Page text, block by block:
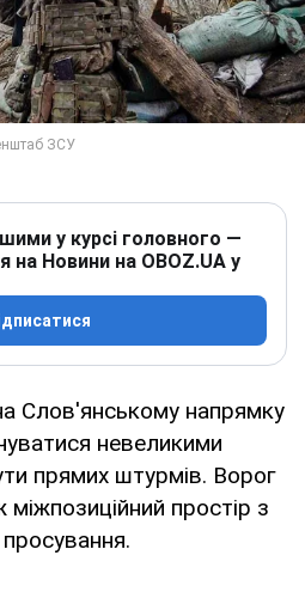
у курсі головного —
на Новини на OBOZ.UA у
Слов'янському напрямку
невеликими
прямих штурмів. Ворог
простір з